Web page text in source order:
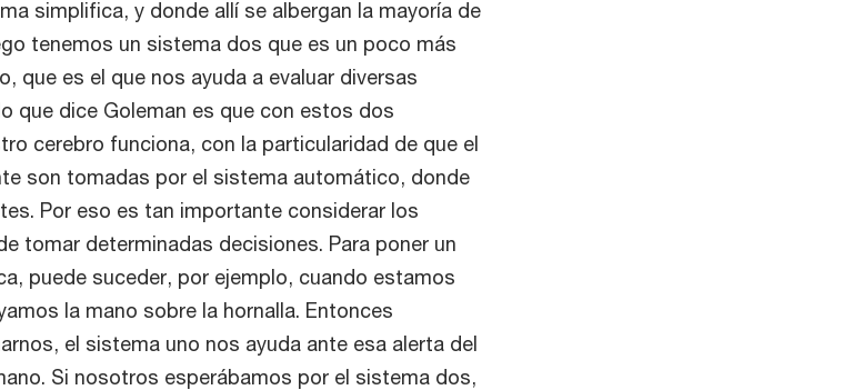
simplifica, y donde allí se albergan la mayoría de
tenemos un sistema dos que es un poco más
que es el que nos ayuda a evaluar diversas
que dice Goleman es que con estos dos
cerebro funciona, con la particularidad de que el
son tomadas por el sistema automático, donde
Por eso es tan importante considerar los
tomar determinadas decisiones. Para poner un
puede suceder, por ejemplo, cuando estamos
la mano sobre la hornalla. Entonces
el sistema uno nos ayuda ante esa alerta del
Si nosotros esperábamos por el sistema dos,